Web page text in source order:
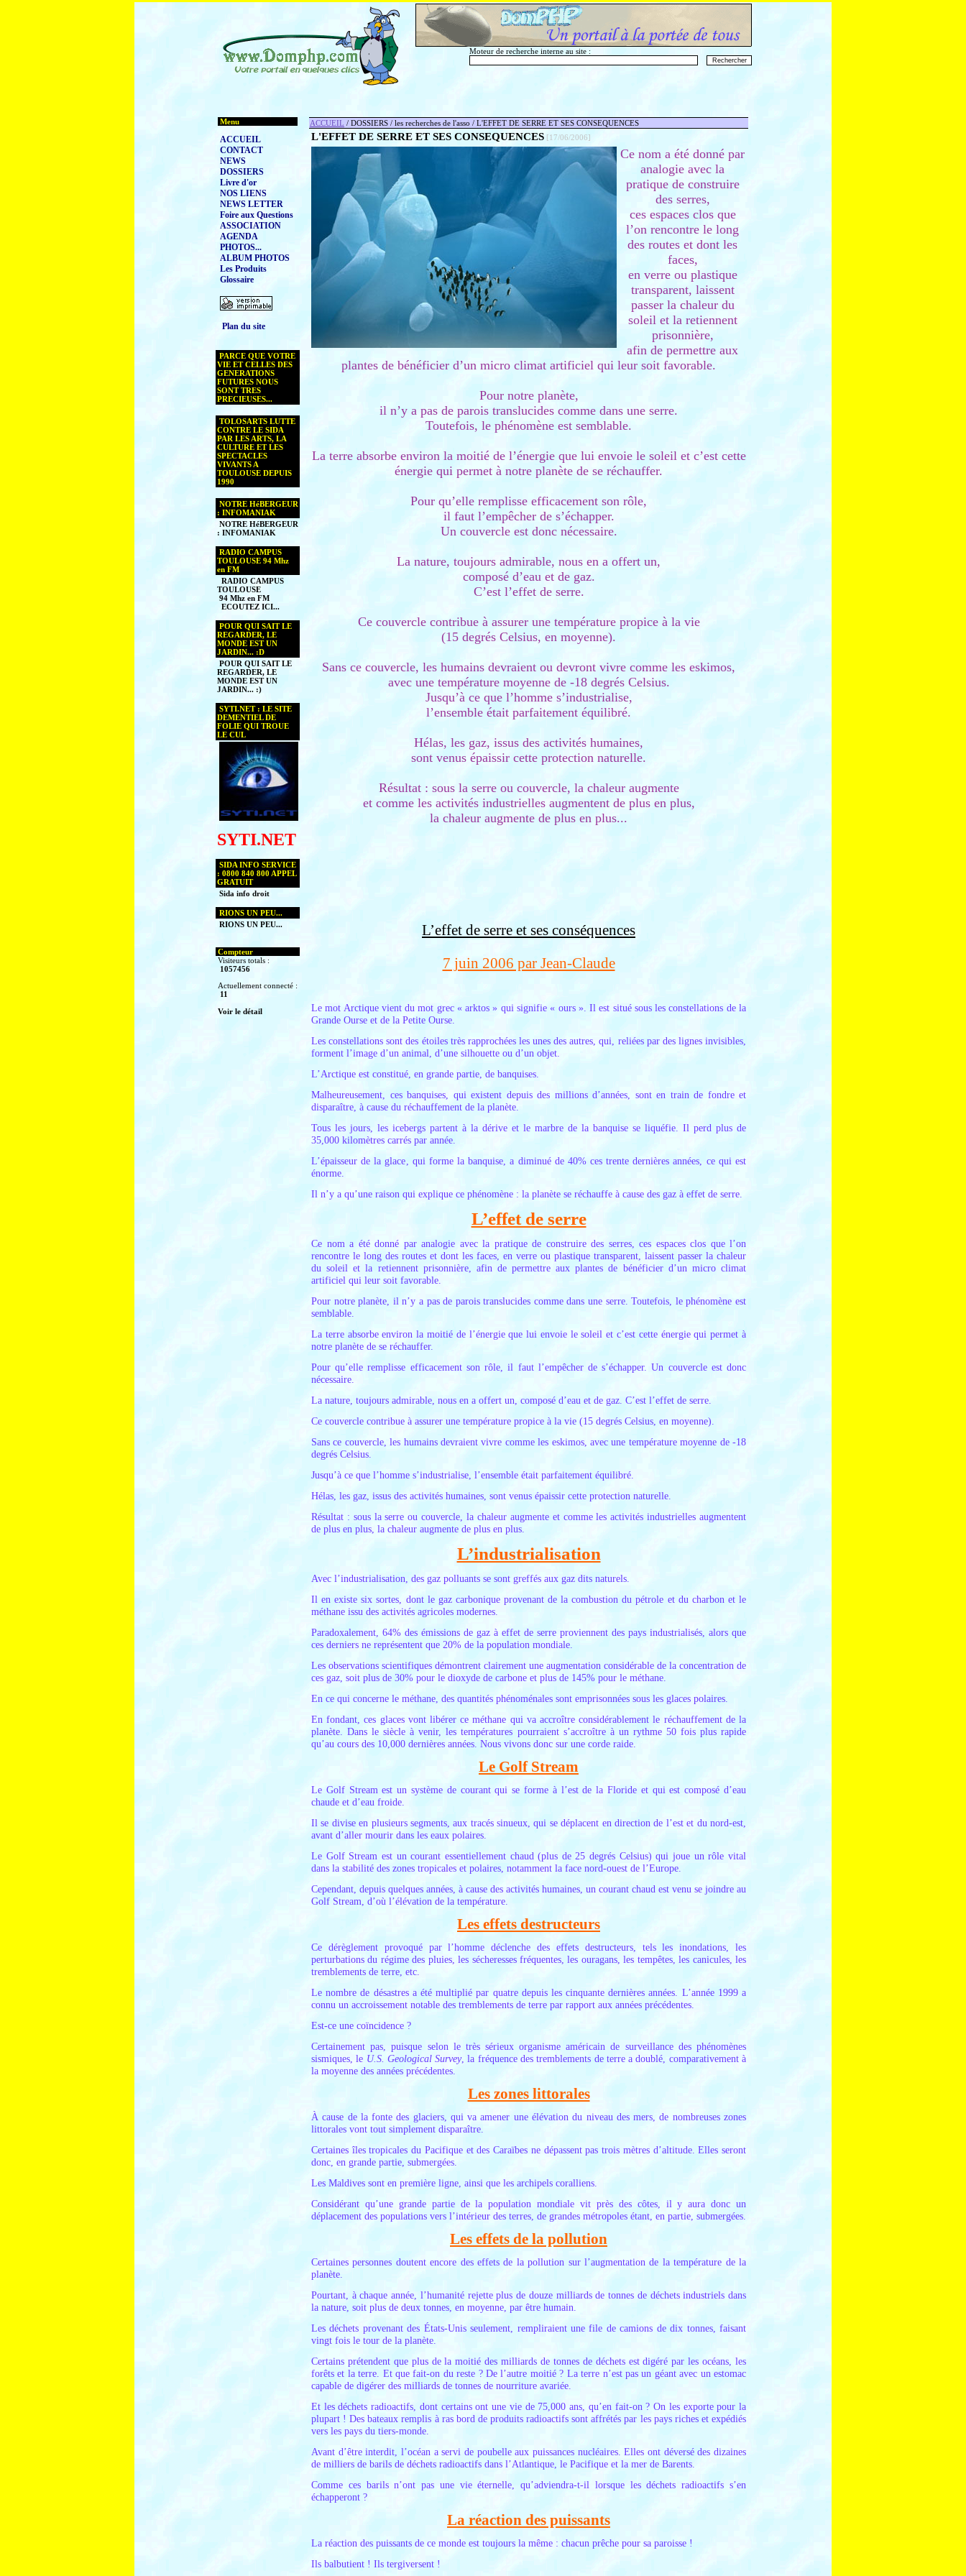
Moteur de recherche interne au site :
Menu
ACCUEIL
CONTACT
NEWS
DOSSIERS
Livre d'or
NOS LIENS
NEWS LETTER
Foire aux Questions
ASSOCIATION
AGENDA
PHOTOS...
ALBUM PHOTOS
Les Produits
Glossaire
Plan du site
PARCE QUE VOTRE
VIE ET CELLES DES
GENERATIONS
FUTURES NOUS
SONT TRES
PRECIEUSES...
TOLOSARTS LUTTE
CONTRE LE SIDA
PAR LES ARTS, LA
CULTURE ET LES
SPECTACLES
VIVANTS A
TOULOUSE DEPUIS
1990
NOTRE HéBERGEUR
: INFOMANIAK
NOTRE HéBERGEUR
: INFOMANIAK
RADIO CAMPUS
TOULOUSE 94 Mhz
en FM
RADIO CAMPUS
TOULOUSE
94 Mhz en FM
ECOUTEZ ICI...
POUR QUI SAIT LE
REGARDER, LE
MONDE EST UN
JARDIN... :D
POUR QUI SAIT LE
REGARDER, LE
MONDE EST UN
JARDIN... :)
SYTI.NET : LE SITE
DEMENTIEL DE
FOLIE QUI TROUE
LE CUL
SYTI.NET
SIDA INFO SERVICE
: 0800 840 800 APPEL
GRATUIT
Sida info droit
RIONS UN PEU...
RIONS UN PEU...
Compteur
Visiteurs totals :
1057456
Actuellement connecté :
11
Voir le détail
ACCUEIL / DOSSIERS / les recherches de l'asso / L'EFFET DE SERRE ET SES CONSEQUENCES
L'EFFET DE SERRE ET SES CONSEQUENCES [17/06/2006]
Ce nom a été donné par
analogie avec la
pratique de construire
des serres,
ces espaces clos que
l’on rencontre le long
des routes et dont les
faces,
en verre ou plastique
transparent, laissent
passer la chaleur du
soleil et la retiennent
prisonnière,
afin de permettre aux
plantes de bénéficier d’un micro climat artificiel qui leur soit favorable.
Pour notre planète,
il n’y a pas de parois translucides comme dans une serre.
Toutefois, le phénomène est semblable.
La terre absorbe environ la moitié de l’énergie que lui envoie le soleil et c’est cette
énergie qui permet à notre planète de se réchauffer.
Pour qu’elle remplisse efficacement son rôle,
il faut l’empêcher de s’échapper.
Un couvercle est donc nécessaire.
La nature, toujours admirable, nous en a offert un,
composé d’eau et de gaz.
C’est l’effet de serre.
Ce couvercle contribue à assurer une température propice à la vie
(15 degrés Celsius, en moyenne).
Sans ce couvercle, les humains devraient ou devront vivre comme les eskimos,
avec une température moyenne de -18 degrés Celsius.
Jusqu’à ce que l’homme s’industrialise,
l’ensemble était parfaitement équilibré.
Hélas, les gaz, issus des activités humaines,
sont venus épaissir cette protection naturelle.
Résultat : sous la serre ou couvercle, la chaleur augmente
et comme les activités industrielles augmentent de plus en plus,
la chaleur augmente de plus en plus...
L’effet de serre et ses conséquences
7 juin 2006 par Jean-Claude
Le mot Arctique vient du mot grec « arktos » qui signifie « ours ». Il est situé sous les constellations de la
Grande Ourse et de la Petite Ourse.
Les constellations sont des étoiles très rapprochées les unes des autres, qui, reliées par des lignes invisibles,
forment l’image d’un animal, d’une silhouette ou d’un objet.
L’Arctique est constitué, en grande partie, de banquises.
Malheureusement, ces banquises, qui existent depuis des millions d’années, sont en train de fondre et
disparaître, à cause du réchauffement de la planète.
Tous les jours, les icebergs partent à la dérive et le marbre de la banquise se liquéfie. Il perd plus de
35,000 kilomètres carrés par année.
L’épaisseur de la glace, qui forme la banquise, a diminué de 40% ces trente dernières années, ce qui est
énorme.
Il n’y a qu’une raison qui explique ce phénomène : la planète se réchauffe à cause des gaz à effet de serre.
L’effet de serre
Ce nom a été donné par analogie avec la pratique de construire des serres, ces espaces clos que l’on
rencontre le long des routes et dont les faces, en verre ou plastique transparent, laissent passer la chaleur
du soleil et la retiennent prisonnière, afin de permettre aux plantes de bénéficier d’un micro climat
artificiel qui leur soit favorable.
Pour notre planète, il n’y a pas de parois translucides comme dans une serre. Toutefois, le phénomène est
semblable.
La terre absorbe environ la moitié de l’énergie que lui envoie le soleil et c’est cette énergie qui permet à
notre planète de se réchauffer.
Pour qu’elle remplisse efficacement son rôle, il faut l’empêcher de s’échapper. Un couvercle est donc
nécessaire.
La nature, toujours admirable, nous en a offert un, composé d’eau et de gaz. C’est l’effet de serre.
Ce couvercle contribue à assurer une température propice à la vie (15 degrés Celsius, en moyenne).
Sans ce couvercle, les humains devraient vivre comme les eskimos, avec une température moyenne de -18
degrés Celsius.
Jusqu’à ce que l’homme s’industrialise, l’ensemble était parfaitement équilibré.
Hélas, les gaz, issus des activités humaines, sont venus épaissir cette protection naturelle.
Résultat : sous la serre ou couvercle, la chaleur augmente et comme les activités industrielles augmentent
de plus en plus, la chaleur augmente de plus en plus.
L’industrialisation
Avec l’industrialisation, des gaz polluants se sont greffés aux gaz dits naturels.
Il en existe six sortes, dont le gaz carbonique provenant de la combustion du pétrole et du charbon et le
méthane issu des activités agricoles modernes.
Paradoxalement, 64% des émissions de gaz à effet de serre proviennent des pays industrialisés, alors que
ces derniers ne représentent que 20% de la population mondiale.
Les observations scientifiques démontrent clairement une augmentation considérable de la concentration de
ces gaz, soit plus de 30% pour le dioxyde de carbone et plus de 145% pour le méthane.
En ce qui concerne le méthane, des quantités phénoménales sont emprisonnées sous les glaces polaires.
En fondant, ces glaces vont libérer ce méthane qui va accroître considérablement le réchauffement de la
planète. Dans le siècle à venir, les températures pourraient s’accroître à un rythme 50 fois plus rapide
qu’au cours des 10,000 dernières années. Nous vivons donc sur une corde raide.
Le Golf Stream
Le Golf Stream est un système de courant qui se forme à l’est de la Floride et qui est composé d’eau
chaude et d’eau froide.
Il se divise en plusieurs segments, aux tracés sinueux, qui se déplacent en direction de l’est et du nord-est,
avant d’aller mourir dans les eaux polaires.
Le Golf Stream est un courant essentiellement chaud (plus de 25 degrés Celsius) qui joue un rôle vital
dans la stabilité des zones tropicales et polaires, notamment la face nord-ouest de l’Europe.
Cependant, depuis quelques années, à cause des activités humaines, un courant chaud est venu se joindre au
Golf Stream, d’où l’élévation de la température.
Les effets destructeurs
Ce dérèglement provoqué par l’homme déclenche des effets destructeurs, tels les inondations, les
perturbations du régime des pluies, les sécheresses fréquentes, les ouragans, les tempêtes, les canicules, les
tremblements de terre, etc.
Le nombre de désastres a été multiplié par quatre depuis les cinquante dernières années. L’année 1999 a
connu un accroissement notable des tremblements de terre par rapport aux années précédentes.
Est-ce une coïncidence ?
Certainement pas, puisque selon le très sérieux organisme américain de surveillance des phénomènes
sismiques, le U.S. Geological Survey, la fréquence des tremblements de terre a doublé, comparativement à
la moyenne des années précédentes.
Les zones littorales
À cause de la fonte des glaciers, qui va amener une élévation du niveau des mers, de nombreuses zones
littorales vont tout simplement disparaître.
Certaines îles tropicales du Pacifique et des Caraïbes ne dépassent pas trois mètres d’altitude. Elles seront
donc, en grande partie, submergées.
Les Maldives sont en première ligne, ainsi que les archipels coralliens.
Considérant qu’une grande partie de la population mondiale vit près des côtes, il y aura donc un
déplacement des populations vers l’intérieur des terres, de grandes métropoles étant, en partie, submergées.
Les effets de la pollution
Certaines personnes doutent encore des effets de la pollution sur l’augmentation de la température de la
planète.
Pourtant, à chaque année, l’humanité rejette plus de douze milliards de tonnes de déchets industriels dans
la nature, soit plus de deux tonnes, en moyenne, par être humain.
Les déchets provenant des États-Unis seulement, rempliraient une file de camions de dix tonnes, faisant
vingt fois le tour de la planète.
Certains prétendent que plus de la moitié des milliards de tonnes de déchets est digéré par les océans, les
forêts et la terre. Et que fait-on du reste ? De l’autre moitié ? La terre n’est pas un géant avec un estomac
capable de digérer des milliards de tonnes de nourriture avariée.
Et les déchets radioactifs, dont certains ont une vie de 75,000 ans, qu’en fait-on ? On les exporte pour la
plupart ! Des bateaux remplis à ras bord de produits radioactifs sont affrétés par les pays riches et expédiés
vers les pays du tiers-monde.
Avant d’être interdit, l’océan a servi de poubelle aux puissances nucléaires. Elles ont déversé des dizaines
de milliers de barils de déchets radioactifs dans l’Atlantique, le Pacifique et la mer de Barents.
Comme ces barils n’ont pas une vie éternelle, qu’adviendra-t-il lorsque les déchets radioactifs s’en
échapperont ?
La réaction des puissants
La réaction des puissants de ce monde est toujours la même : chacun prêche pour sa paroisse !
Ils balbutient ! Ils tergiversent !